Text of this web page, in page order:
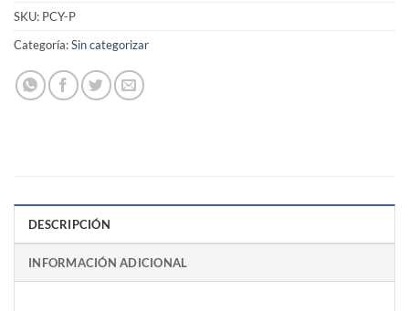
SKU: PCY-P
Categoría:Sin categorizar
DESCRIPCIÓN
INFORMACIÓN ADICIONAL